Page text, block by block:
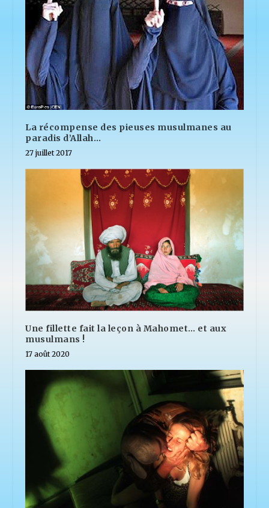
La récompense des pieuses musulmanes au
paradis d’Allah…
27 juillet 2017
Une fillette fait la leçon à Mahomet… et aux
musulmans !
17 août 2020